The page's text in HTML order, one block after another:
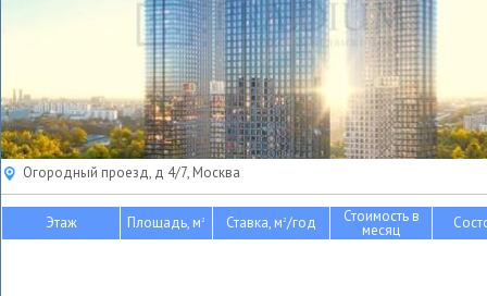
Огородный проезд, д 4/7, Москва
Этаж Площадь, м2 Ставка, м2/год Стоимость в
месяц